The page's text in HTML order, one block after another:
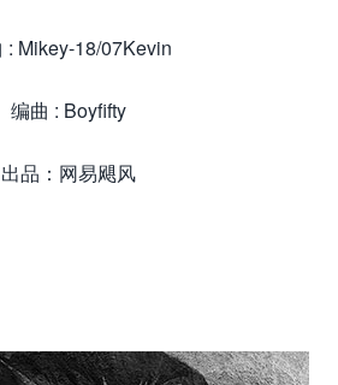
: Mikey-18/07Kevin
编曲 : Boyfifty
出品：网易飓风